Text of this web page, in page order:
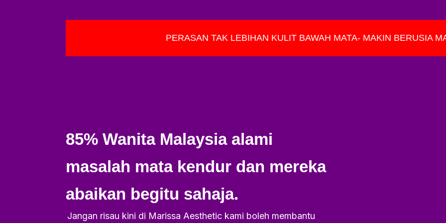
PERASAN TAK LEBIHAN KULIT BAWAH MATA- MAKIN BERUSIA
85% Wanita Malaysia alami
masalah mata kendur dan mereka
abaikan begitu sahaja.
Jangan risau kini di Marissa Aesthetic kami boleh membantu